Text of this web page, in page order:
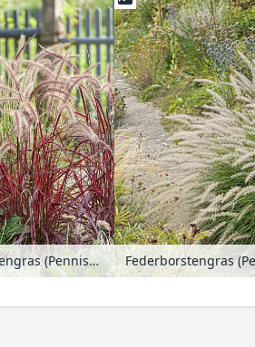
Federborstengras (Pennisetum setaceum 'Fireworks') Federborstengras